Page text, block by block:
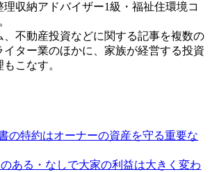
収納アドバイザー1級・福祉住環境コ
、不動産投資などに関する記事を複数の
イター業のほかに、家族が経営する投資
こなす。
の特約はオーナーの資産を守る重要な
ある・なしで大家の利益は大きく変わ